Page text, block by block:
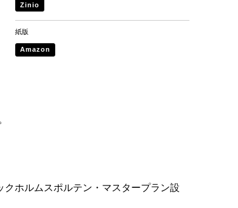
Zinio
紙版
Amazon
ホルムスポルテン・マスタープラン設